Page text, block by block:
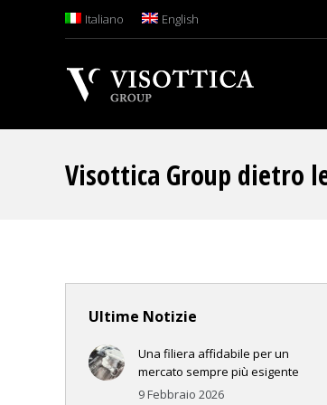
Italiano English
Visottica Group dietro
Ultime Notizie
Una filiera affidabile per un
mercato sempre più esigente
9 Febbraio 2026